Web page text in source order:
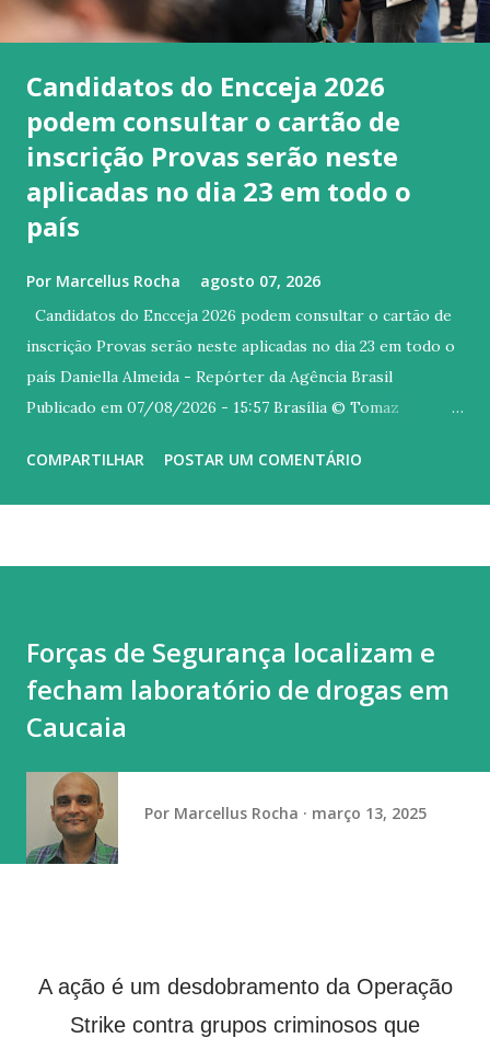
Candidatos do Encceja 2026
podem consultar o cartão de
inscrição Provas serão neste
aplicadas no dia 23 em todo o
país
Por Marcellus Rocha agosto 07, 2026
Candidatos do Encceja 2026 podem consultar o cartão de
inscrição Provas serão neste aplicadas no dia 23 em todo o
país Daniella Almeida - Repórter da Agência Brasil
Publicado em 07/08/2026 - 15:57 Brasília © Tomaz
Exame Nacional para Certificação de Competências de
confirmação. É preciso fazer o login com a conta da
plataforma Gov.br . O documento ainda traz orientações
para a realização do exame para evitar contratempos e
ou se precisa de atendimento especializado, caso a
solicitação tenha sido feita e aprovada pelo Instituto
Nacional de Estudos e Pesquisas Educacionais Anísio Tei...
COMPARTILHAR POSTAR UM COMENTÁRIO
Forças de Segurança localizam e
fecham laboratório de drogas em
Caucaia
Por Marcellus Rocha março 13, 2025
A ação é um desdobramento da Operação
Strike contra grupos criminosos que